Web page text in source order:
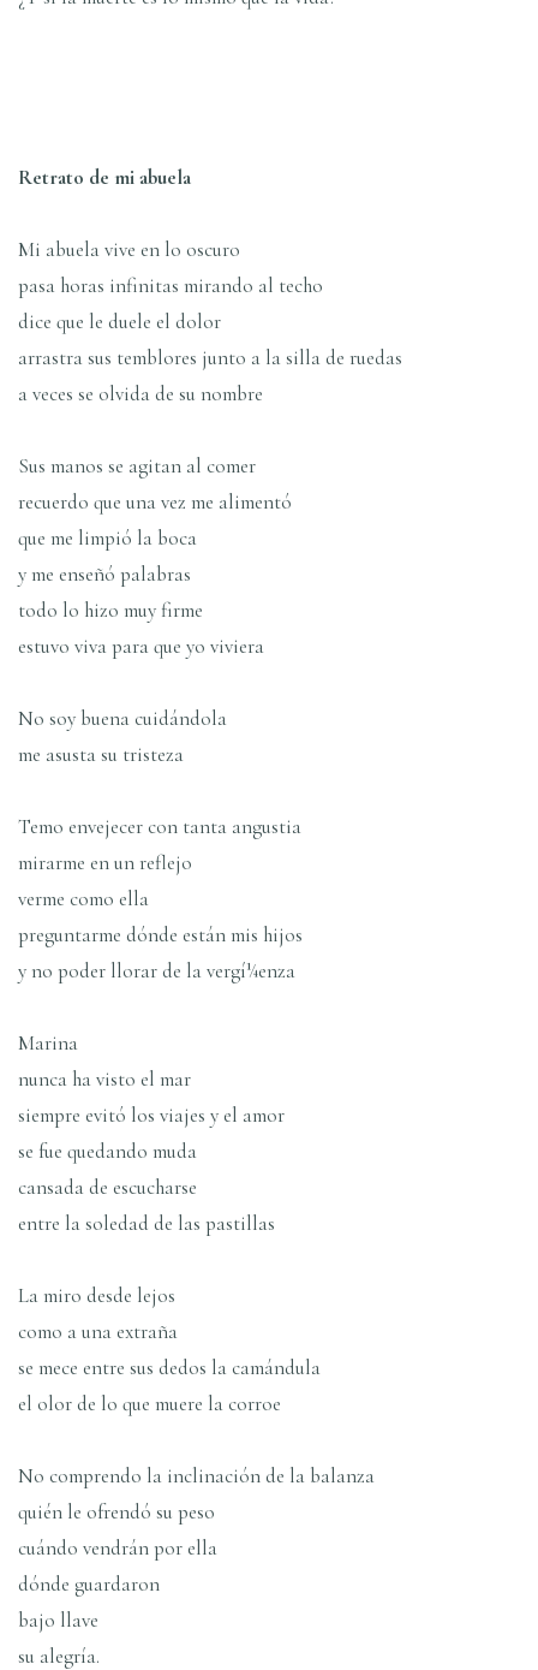
Retrato de mi abuela
Mi abuela vive en lo oscuro
pasa horas infinitas mirando al techo
dice que le duele el dolor
arrastra sus temblores junto a la silla de ruedas
a veces se olvida de su nombre
Sus manos se agitan al comer
recuerdo que una vez me alimentó
que me limpió la boca
y me enseñó palabras
todo lo hizo muy firme
estuvo viva para que yo viviera
No soy buena cuidándola
me asusta su tristeza
Temo envejecer con tanta angustia
mirarme en un reflejo
verme como ella
preguntarme dónde están mis hijos
y no poder llorar de la vergí¼enza
Marina
nunca ha visto el mar
siempre evitó los viajes y el amor
se fue quedando muda
cansada de escucharse
entre la soledad de las pastillas
La miro desde lejos
como a una extraña
se mece entre sus dedos la camándula
el olor de lo que muere la corroe
No comprendo la inclinación de la balanza
quién le ofrendó su peso
cuándo vendrán por ella
dónde guardaron
bajo llave
su alegrí­a.